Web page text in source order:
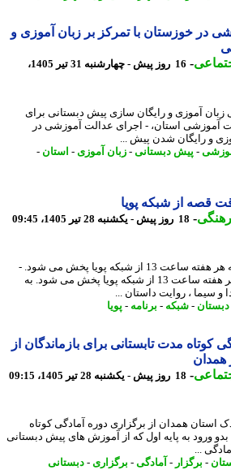
خوزستان با تمرکز بر زبان آموزی و
-
16 روز پیش - چهارشنبه 31 تیر 1405،
آموزی و رایگان سازی پیش دبستانی برای
استان، - اجرای عدالت آموزشی در
و رایگان شدن پیش ...
-پیش دبستانی-زبان آموزی- استان-
از شبکه پویا
-18 روز پیش - یکشنبه 28 تیر 1405، 09:45
«وقت قصه» شنبه تا چهارشنبه هر هفته ساعت 13 از شبکه پویا پخش می شود. -
وقت قصه شنبه تا چهارشنبه هر هفته ساعت 13 از شبکه پویا پخش می شود. به
، روایت داستان ...
-شبکه-برنامه -پویا
مدت تابستانی برای بازماندگان از
-18 روز پیش - یکشنبه 28 تیر 1405، 09:15
همدان از برگزاری دوره آمادگی کوتاه
به پایه اول که از آموزش های پیش دبستانی
...
-برگزار - آمادگی-برگزاری - دبستانی